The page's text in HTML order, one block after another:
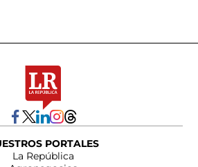
PORTALES
La República